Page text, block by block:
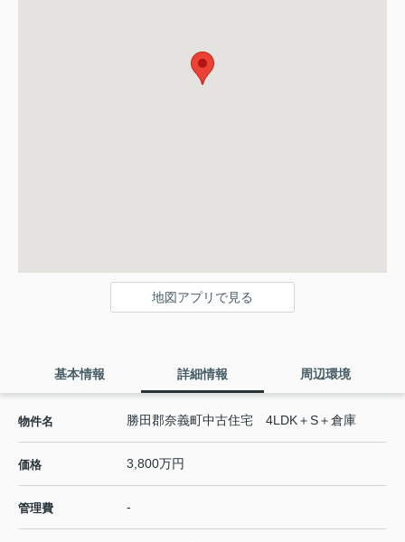
地図アプリで見る
基本情報 詳細情報 周辺環境
物件名 勝田郡奈義町中古住宅 4LDK＋S＋倉庫
価格 3,800万円
管理費 -